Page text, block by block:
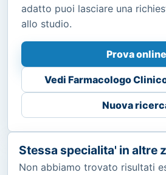
adatto puoi lasciare una
allo studio.
Prova online
Vedi Farmacologo
Nuova
Stessa specialita' in altre
Non abbiamo trovato risultati